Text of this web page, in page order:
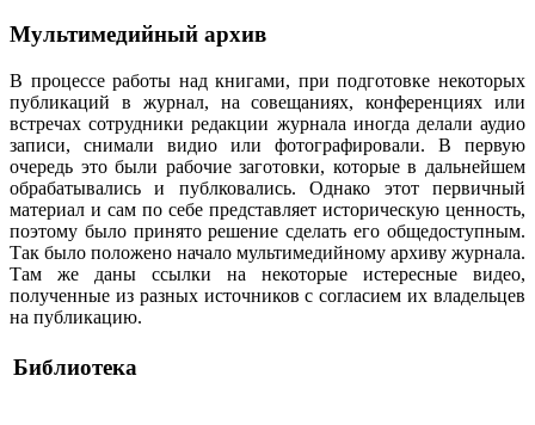
Мультимедийный архив
В процессе работы над книгами, при подготовке некоторых
публикаций в журнал, на совещаниях, конференциях или
встречах сотрудники редакции журнала иногда делали аудио
записи, снимали видио или фотографировали. В первую
очередь это были рабочие заготовки, которые в дальнейшем
обрабатывались и публковались. Однако этот первичный
материал и сам по себе представляет историческую ценность,
поэтому было принято решение сделать его общедоступным.
Так было положено начало мультимедийному архиву журнала.
Там же даны ссылки на некоторые истересные видео,
полученные из разных источников с согласием их владельцев
на публикацию.
Библиотека